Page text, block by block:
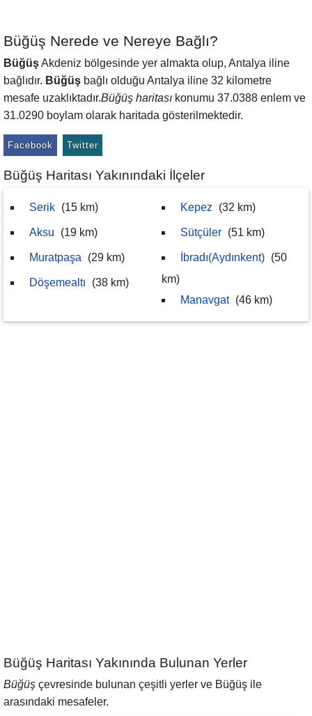
Büğüş Nerede ve Nereye Bağlı?
BüğüşAkdeniz bölgesinde yer almakta olup, Antalya iline
bağlıdır. Büğüş bağlı olduğu Antalya iline 32 kilometre
mesafe uzaklıktadır.Büğüş haritası konumu 37.0388 enlem ve
31.0290 boylam olarak haritada gösterilmektedir.
Facebook Twitter
Büğüş Haritası Yakınındaki İlçeler
Serik (15 km)
Aksu (19 km)
Muratpaşa (29 km)
Döşemealtı (38 km)
Kepez (32 km)
Sütçüler (51 km)
İbradı(Aydınkent) (50
km)
Manavgat (46 km)
Büğüş Haritası Yakınında Bulunan Yerler
Büğüş çevresinde bulunan çeşitli yerler ve Büğüş ile
arasındaki mesafeler.